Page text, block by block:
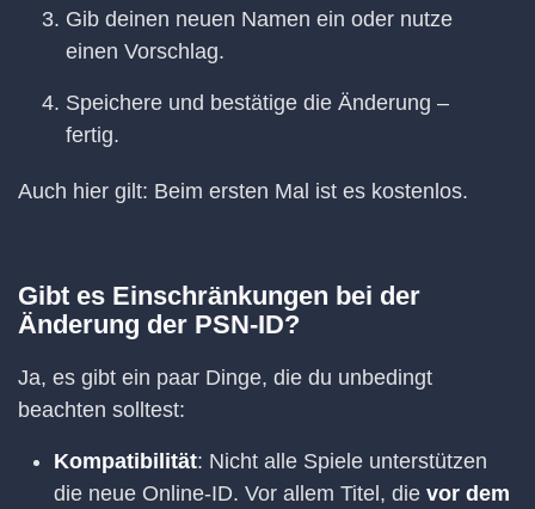
Gib deinen neuen Namen ein oder nutze
einen Vorschlag.
Speichere und bestätige die Änderung –
fertig.
Auch hier gilt: Beim ersten Mal ist es kostenlos.
Gibt es Einschränkungen bei der
Änderung der PSN-ID?
Ja, es gibt ein paar Dinge, die du unbedingt
beachten solltest:
Kompatibilität: Nicht alle Spiele unterstützen
die neue Online-ID. Vor allem Titel, die vor dem